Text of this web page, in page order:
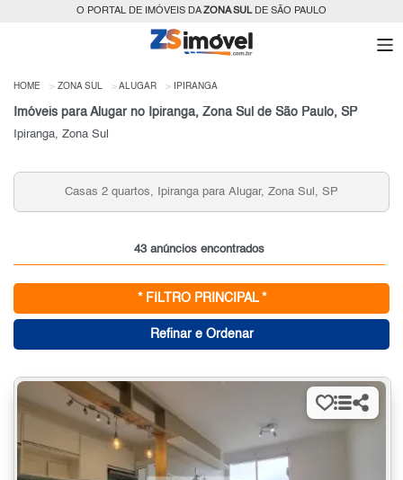
O PORTAL DE IMÓVEIS DAZONA SULDE SÃO PAULO
HOME ZONA SUL ALUGAR IPIRANGA
Imóveis para Alugar no Ipiranga, Zona Sul de São Paulo, SP
Ipiranga, Zona Sul
2 quartos, Ipiranga para Alugar, Zona Sul, SP
43 anúncios encontrados
* FILTRO PRINCIPAL *
Refinar e Ordenar